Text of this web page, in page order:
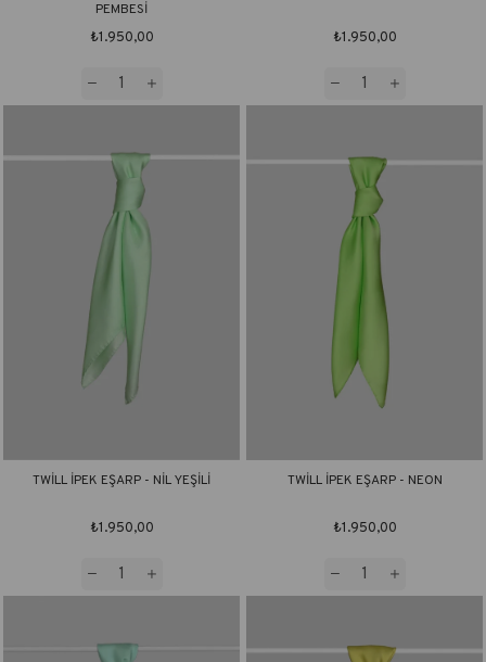
PEMBESİ
₺1.950,00
₺1.950,00
TWİLL İPEK EŞARP - NİL YEŞİLİ
₺1.950,00
TWİLL İPEK EŞARP - NEON
₺1.950,00